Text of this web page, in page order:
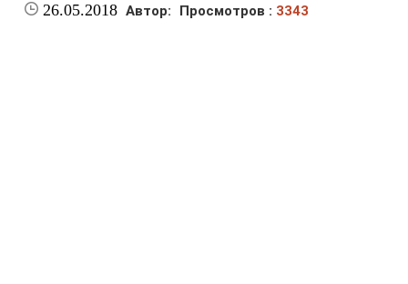
26.05.2018 Автор: Просмотров : 3343